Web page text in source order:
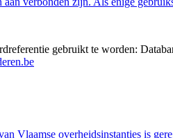
gebruikt te worden:
Vlaamse overheidsinstanties is